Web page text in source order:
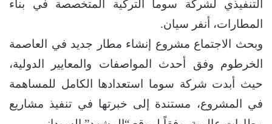
التنفيذي لشركة سوما التركية المتخصصة في بناء
المطارات، أنفر سيان.
وبحث الاجتماع مشروع إنشاء مطار جديد في العاصمة
الخرطوم وفق أحدث المواصفات والمعايير الدولية،
حيث أبدت شركة سوما استعدادها الكامل للمساهمة
في المشروع، مستندة إلى خبرتها في تنفيذ مشاريع